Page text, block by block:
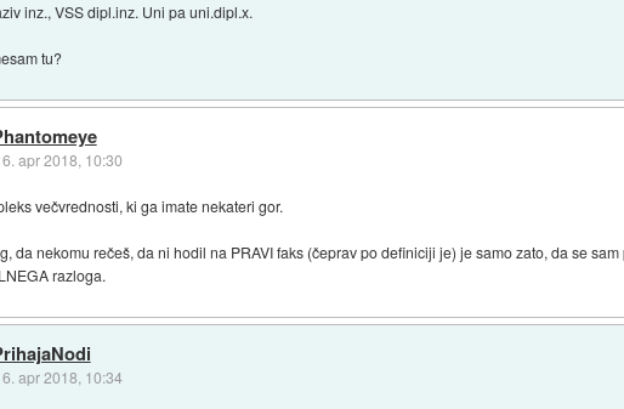
inz., VSS dipl.inz. Uni pa uni.dipl.x.
tu?
6. apr 2018, 10:30
večvrednosti, ki ga imate nekateri gor.
da nekomu rečeš, da ni hodil na PRAVI faks (čeprav po definiciji je) je samo zato, da se
razloga.
6. apr 2018, 10:34